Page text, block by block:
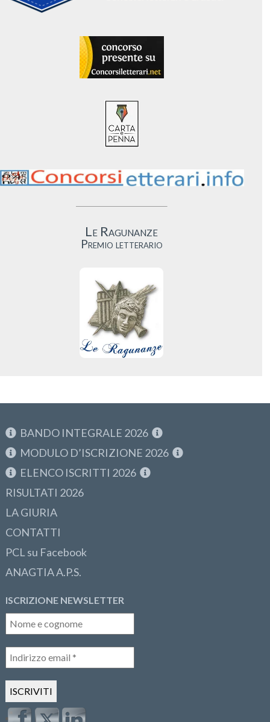
Le Ragunanze
Premio letterario
BANDO INTEGRALE 2026
MODULO D’ISCRIZIONE 2026
ELENCO ISCRITTI 2026
RISULTATI 2026
LA GIURIA
CONTATTI
PCL su Facebook
ANAGTIA A.P.S.
ISCRIZIONE NEWSLETTER